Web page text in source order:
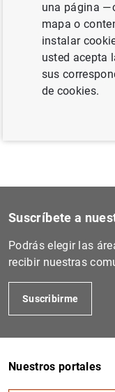
Anterior
Suscríbete a
Podrás elegir las
recibir nuestras
Suscribirme
Nuestros portales
una página
mapa o
instalar
usted acepta
sus
de cookies.